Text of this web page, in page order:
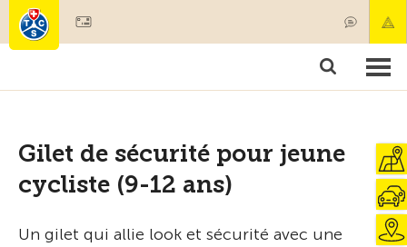
Produits & services
Gilet de sécurité pour jeune
cycliste (9-12 ans)
Un gilet qui allie look et sécurité avec une